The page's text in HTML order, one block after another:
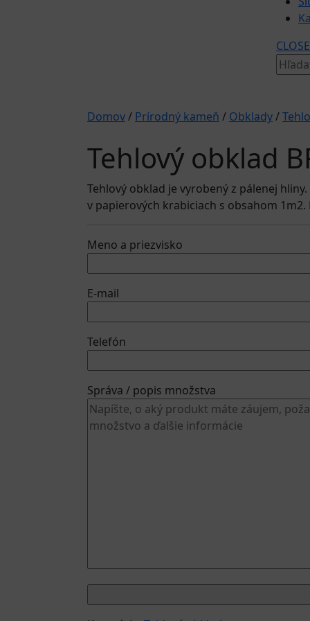
CLOSE
Domov/ Prírodný kameň / Obklady/
Tehlový obklad
Tehlový obklad je vyrobený z pálenej
v papierových krabiciach s obsahom
Meno a priezvisko
E-mail
Telefón
Správa / popis množstva